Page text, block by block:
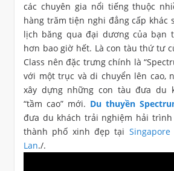
các chuyên gia nổi tiếng thuộc
hàng trăm tiện nghi đẳng cấp khác
lịch băng qua đại dương của bạn
hơn bao giờ hết. Là con tàu thứ tư
Class nên đặc trưng chính là
với một trục và di chuyển lên cao,
xây dựng những con tàu đưa du
“tầm cao” mới. Du thuyền
đưa du khách trải nghiệm hải
thành phố xinh đẹp tại
Lan./.